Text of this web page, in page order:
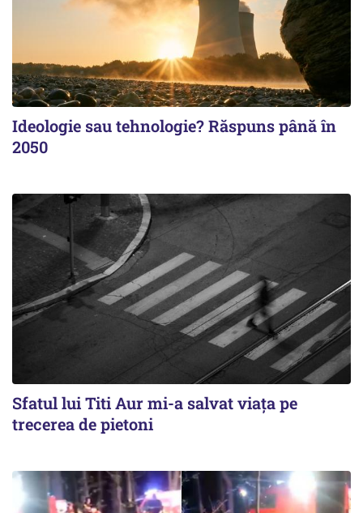
Ideologie sau tehnologie? Răspuns până în
2050
Sfatul lui Titi Aur mi-a salvat viaţa pe
trecerea de pietoni